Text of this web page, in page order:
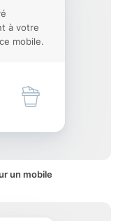
à votre
mobile.
un mobile